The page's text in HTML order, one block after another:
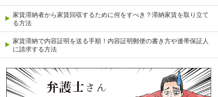
家賃滞納者から家賃回収するために何をすべき？滞納家賃を取り立て
る方法
家賃滞納で内容証明を送る手順！内容証明郵便の書き方や連帯保証人
に請求する方法